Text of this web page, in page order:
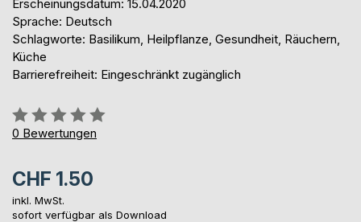
Erscheinungsdatum: 15.04.2020
Sprache: Deutsch
Schlagworte: Basilikum, Heilpflanze, Gesundheit, Räuchern,
Küche
Barrierefreiheit: Eingeschränkt zugänglich
Bewertung::
0%
0 Bewertungen
CHF 1.50
inkl. MwSt.
sofort verfügbar als Download